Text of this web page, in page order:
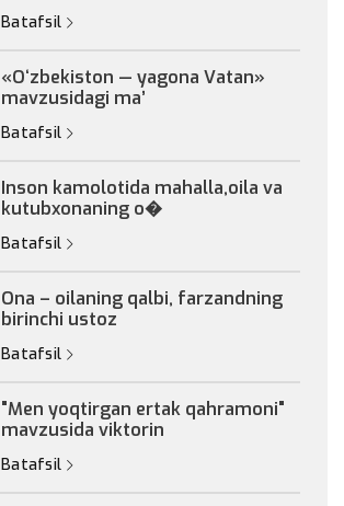
Batafsil
«Oʻzbekiston — yagona Vatan»
mavzusidagi maʼ
Batafsil
Inson kamolotida mahalla,oila va
kutubxonaning o�
Batafsil
Ona – oilaning qalbi, farzandning
birinchi ustoz
Batafsil
"Men yoqtirgan ertak qahramoni"
mavzusida viktorin
Batafsil